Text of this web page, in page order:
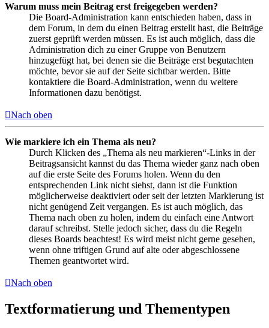
Warum muss mein Beitrag erst freigegeben werden?
Die Board-Administration kann entschieden haben, dass in
dem Forum, in dem du einen Beitrag erstellt hast, die Beiträge
zuerst geprüft werden müssen. Es ist auch möglich, dass die
Administration dich zu einer Gruppe von Benutzern
hinzugefügt hat, bei denen sie die Beiträge erst begutachten
möchte, bevor sie auf der Seite sichtbar werden. Bitte
kontaktiere die Board-Administration, wenn du weitere
Informationen dazu benötigst.
Nach oben
Wie markiere ich ein Thema als neu?
Durch Klicken des „Thema als neu markieren“-Links in der
Beitragsansicht kannst du das Thema wieder ganz nach oben
auf die erste Seite des Forums holen. Wenn du den
entsprechenden Link nicht siehst, dann ist die Funktion
möglicherweise deaktiviert oder seit der letzten Markierung ist
nicht genügend Zeit vergangen. Es ist auch möglich, das
Thema nach oben zu holen, indem du einfach eine Antwort
darauf schreibst. Stelle jedoch sicher, dass du die Regeln
dieses Boards beachtest! Es wird meist nicht gerne gesehen,
wenn ohne triftigen Grund auf alte oder abgeschlossene
Themen geantwortet wird.
Nach oben
Textformatierung und Thementypen